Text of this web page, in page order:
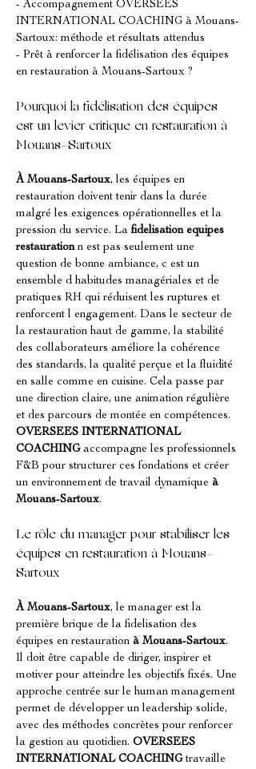
- Accompagnement OVERSEES
INTERNATIONAL COACHING à Mouans-
Sartoux: méthode et résultats attendus
- Prêt à renforcer la fidélisation des équipes
en restauration à Mouans-Sartoux ?
Pourquoi la fidélisation des équipes
est un levier critique en restauration à
Mouans-Sartoux
À Mouans-Sartoux, les équipes en
restauration doivent tenir dans la durée
malgré les exigences opérationnelles et la
pression du service. La fidelisation equipes
restauration n est pas seulement une
question de bonne ambiance, c est un
ensemble d habitudes managériales et de
pratiques RH qui réduisent les ruptures et
renforcent l engagement. Dans le secteur de
la restauration haut de gamme, la stabilité
des collaborateurs améliore la cohérence
des standards, la qualité perçue et la fluidité
en salle comme en cuisine. Cela passe par
une direction claire, une animation régulière
et des parcours de montée en compétences.
OVERSEES INTERNATIONAL
COACHING accompagne les professionnels
F&B pour structurer ces fondations et créer
un environnement de travail dynamique à
Mouans-Sartoux.
Le rôle du manager pour stabiliser les
équipes en restauration à Mouans-
Sartoux
À Mouans-Sartoux, le manager est la
première brique de la fidelisation des
équipes en restauration à Mouans-Sartoux.
Il doit être capable de diriger, inspirer et
motiver pour atteindre les objectifs fixés. Une
approche centrée sur le human management
permet de développer un leadership solide,
avec des méthodes concrètes pour renforcer
la gestion au quotidien. OVERSEES
INTERNATIONAL COACHING travaille